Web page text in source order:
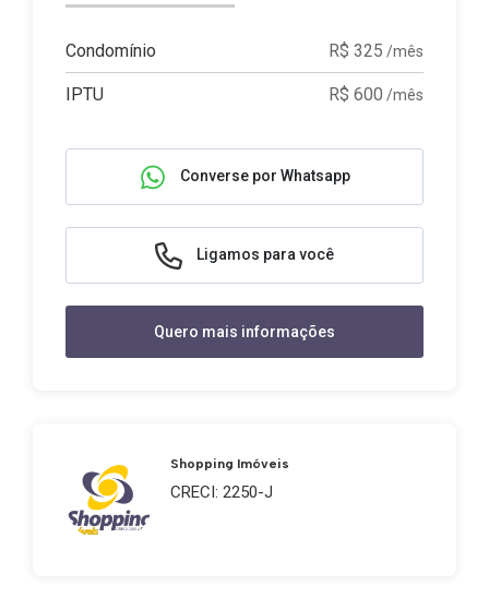
Condomínio R$ 325 /mês
IPTU R$ 600 /mês
Converse por Whatsapp
Ligamos para você
Quero mais informações
Shopping Imóveis
CRECI: 2250-J